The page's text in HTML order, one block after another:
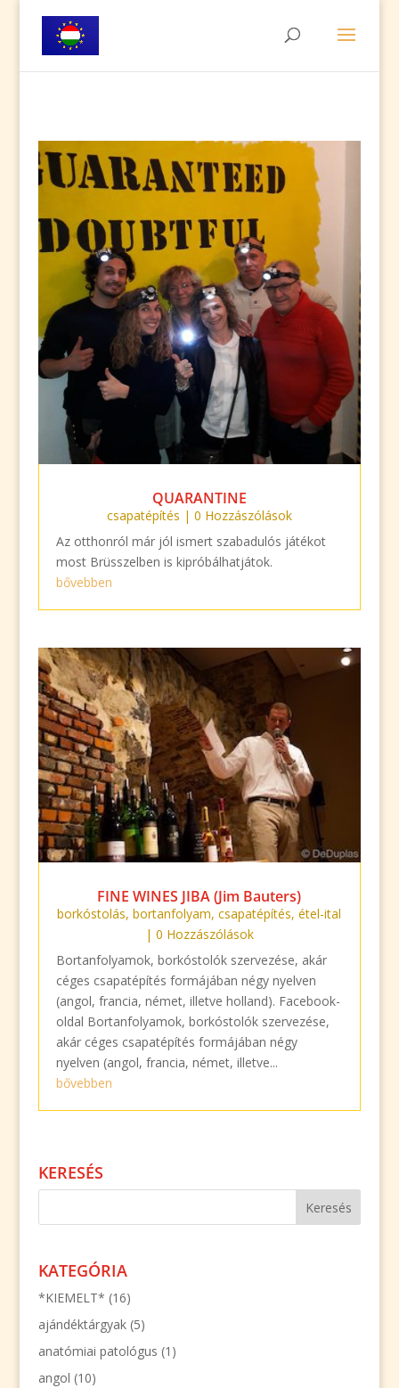
QUARANTINE
csapatépítés | 0 Hozzászólások
Az otthonról már jól ismert szabadulós játékot
most Brüsszelben is kipróbálhatjátok.
bővebben
FINE WINES JIBA (Jim Bauters)
borkóstolás,bortanfolyam,csapatépítés,étel-ital
| 0 Hozzászólások
Bortanfolyamok, borkóstolók szervezése, akár
céges csapatépítés formájában négy nyelven
(angol, francia, német, illetve holland). Facebook-
oldal Bortanfolyamok, borkóstolók szervezése,
akár céges csapatépítés formájában négy
nyelven (angol, francia, német, illetve...
bővebben
KERESÉS
KATEGÓRIA
*KIEMELT* (16)
ajándéktárgyak(5)
anatómiai patológus (1)
angol (10)